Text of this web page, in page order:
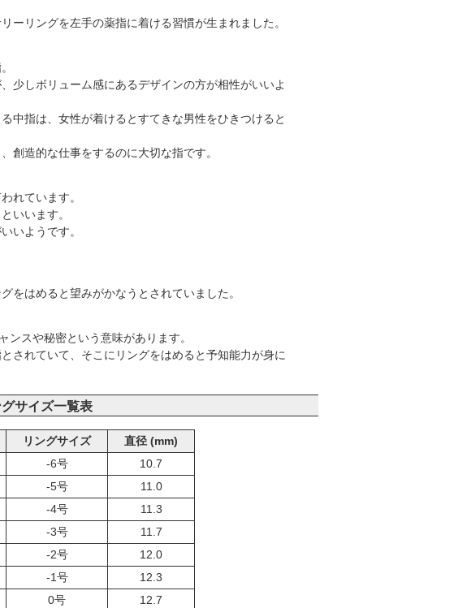
ーリングを左手の薬指に着ける習慣が生まれました。
少しボリューム感にあるデザインの方が相性がいいよ
中指は、女性が着けるとすてきな男性をひきつけると
創造的な仕事をするのに大切な指です。
れています。
いいます。
いようです。
をはめると望みがかなうとされていました。
ンスや秘密という意味があります。
されていて、そこにリングをはめると予知能力が身に
グサイズ一覧表
リングサイズ
直径 (mm)
-6号
10.7
-5号
11.0
-4号
11.3
-3号
11.7
-2号
12.0
-1号
12.3
0号
12.7